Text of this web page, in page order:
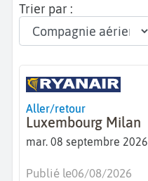
Trier par :
Aller/retour
Luxembourg Milan
mar. 08 septembre 2026
Publié le06/08/2026